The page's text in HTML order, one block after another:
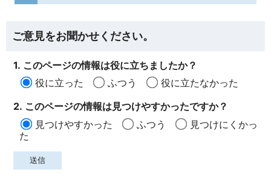
ご意見をお聞かせください。
1. このページの情報は役に立ちましたか？
役に立った
ふつう
役に立たなかった
2. このページの情報は見つけやすかったですか？
見つけやすかった
ふつう
見つけにくかっ
た